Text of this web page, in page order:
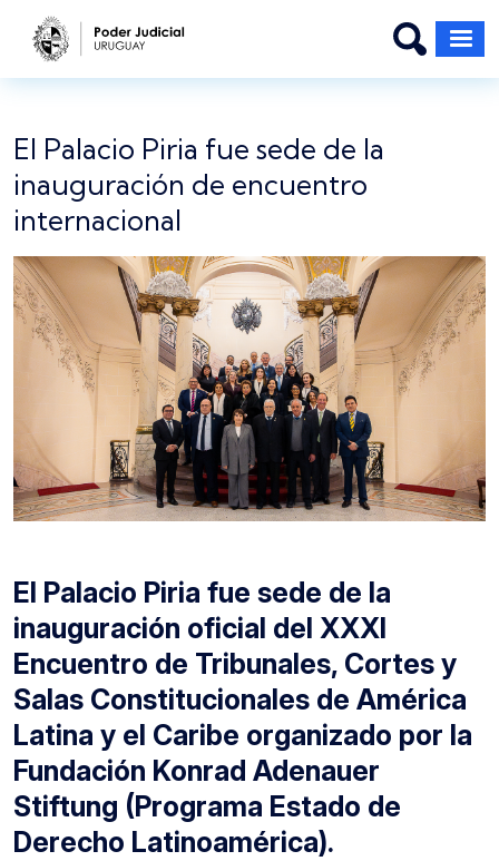
Pasar al contenido principal
El Palacio Piria fue sede de la
inauguración de encuentro
internacional
Imagen
El Palacio Piria fue sede de la
inauguración oficial del XXXI
Encuentro de Tribunales, Cortes y
Salas Constitucionales de América
Latina y el Caribe organizado por la
Fundación Konrad Adenauer
Stiftung (Programa Estado de
Derecho Latinoamérica).